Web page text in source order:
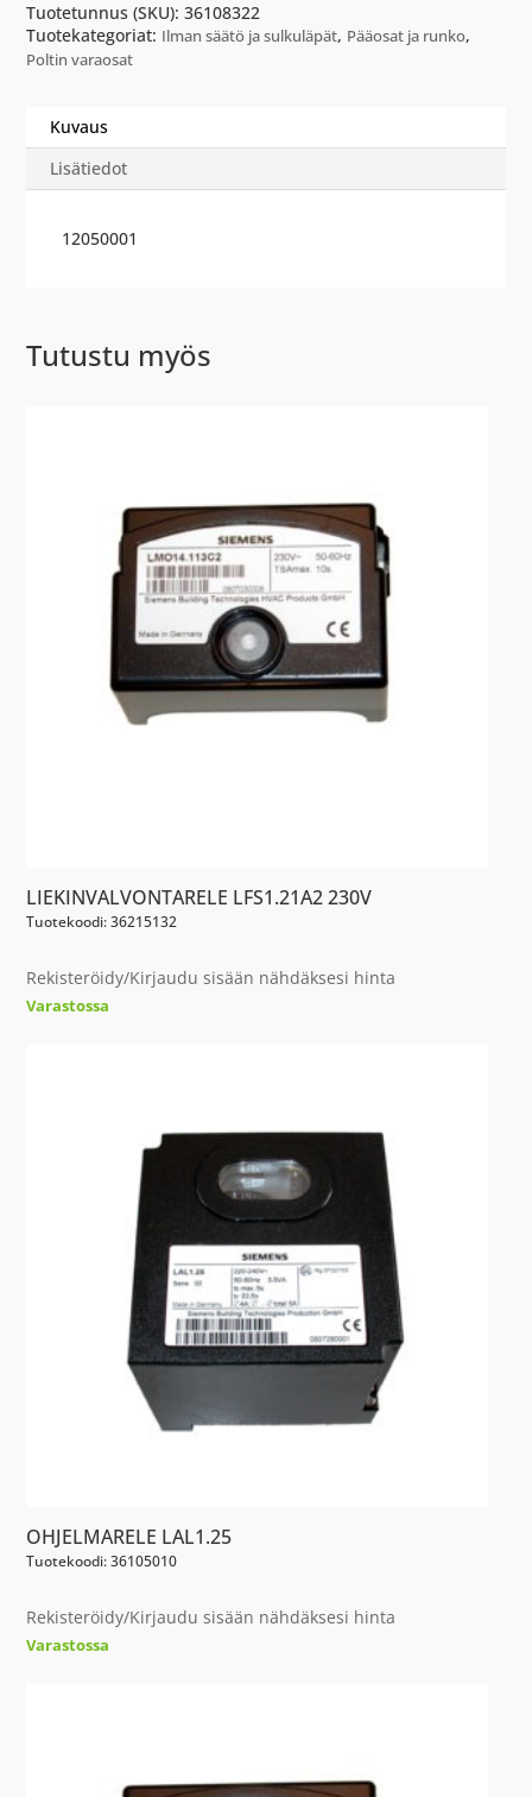
Tuotetunnus (SKU):36108322
Tuotekategoriat: Ilman säätö ja sulkuläpät, Pääosat ja runko,
Poltin varaosat
Kuvaus
Lisätiedot
12050001
Tutustu myös
LIEKINVALVONTARELE LFS1.21A2 230V
Tuotekoodi: 36215132
Rekisteröidy/Kirjaudu sisään nähdäksesi hinta
Varastossa
OHJELMARELE LAL1.25
Tuotekoodi: 36105010
Rekisteröidy/Kirjaudu sisään nähdäksesi hinta
Varastossa